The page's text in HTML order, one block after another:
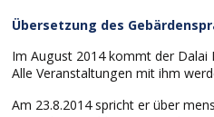
Übersetzung des
Im August 2014 kommt der Dalai
Alle Veranstaltungen mit ihm
Am 23.8.2014 spricht er über